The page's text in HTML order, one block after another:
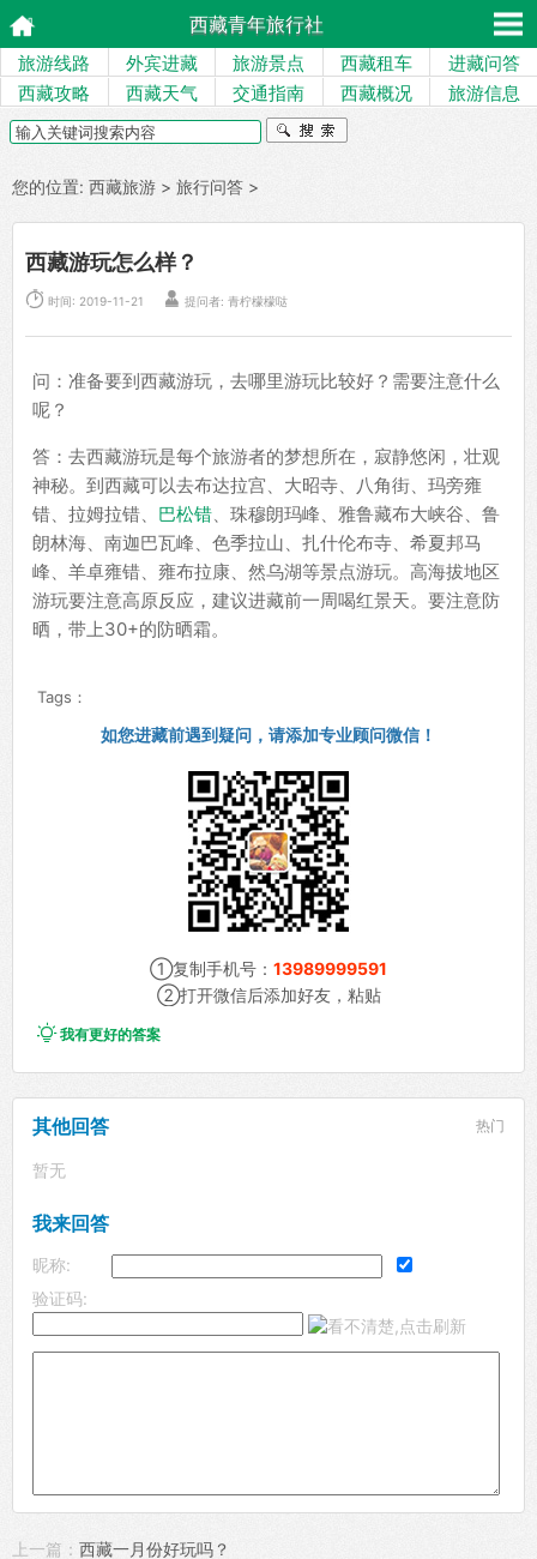
西藏青年旅行社
旅游线路 外宾进藏 旅游景点 西藏租车
进藏问答
西藏攻略
西藏天气 交通指南 西藏概况 旅游信息
您的位置: 西藏旅游 > 旅行问答 >
西藏游玩怎么样？
 时间: 2019-11-21  提问者: 青柠檬檬哒
问：准备要到西藏游玩，去哪里游玩比较好？需要注意什么
呢？
答：去西藏游玩是每个旅游者的梦想所在，寂静悠闲，壮观
神秘。到西藏可以去布达拉宫、大昭寺、八角街、玛旁雍
错、拉姆拉错、 巴松错、珠穆朗玛峰、雅鲁藏布大峡谷、鲁
朗林海、南迦巴瓦峰、色季拉山、扎什伦布寺、希夏邦马
峰、羊卓雍错、雍布拉康、然乌湖等景点游玩。高海拔地区
游玩要注意高原反应，建议进藏前一周喝红景天。要注意防
晒，带上30+的防晒霜。
Tags：
如您进藏前遇到疑问，请添加专业顾问微信！
①复制手机号： 13989999591
②打开微信后添加好友，粘贴
我有更好的答案
其他回答 热门
暂无
我来回答
昵称:
验证码:
上一篇： 西藏一月份好玩吗？